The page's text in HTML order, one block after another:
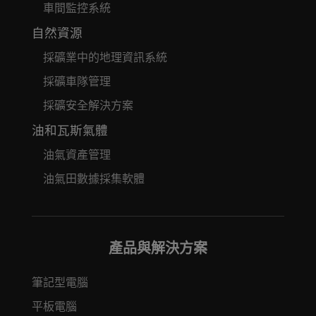
車間監控系統
自然資源
採礦業中的地理資訊系統
採礦車隊管理
採礦安全解決方案
油和瓦斯氣體
油氣資產管理
油氣田數據採集軟體
產品與解決方案
筆記型電腦
平板電腦